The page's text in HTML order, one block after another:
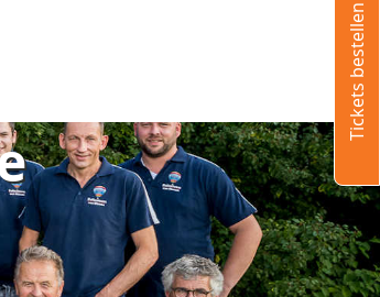
Tickets bestellen